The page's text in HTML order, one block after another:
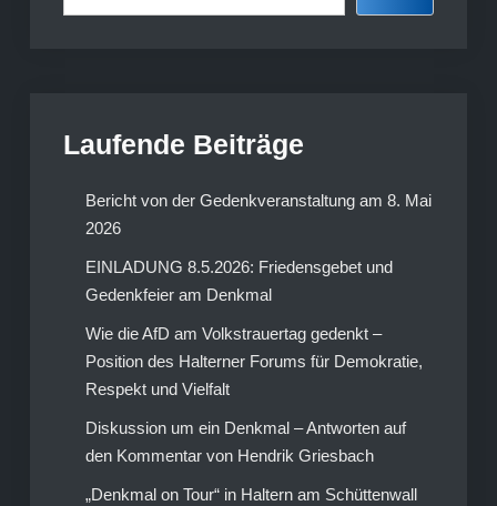
Laufende Beiträge
Bericht von der Gedenkveranstaltung am 8. Mai
2026
EINLADUNG 8.5.2026: Friedensgebet und
Gedenkfeier am Denkmal
Wie die AfD am Volkstrauertag gedenkt –
Position des Halterner Forums für Demokratie,
Respekt und Vielfalt
Diskussion um ein Denkmal – Antworten auf
den Kommentar von Hendrik Griesbach
„Denkmal on Tour“ in Haltern am Schüttenwall